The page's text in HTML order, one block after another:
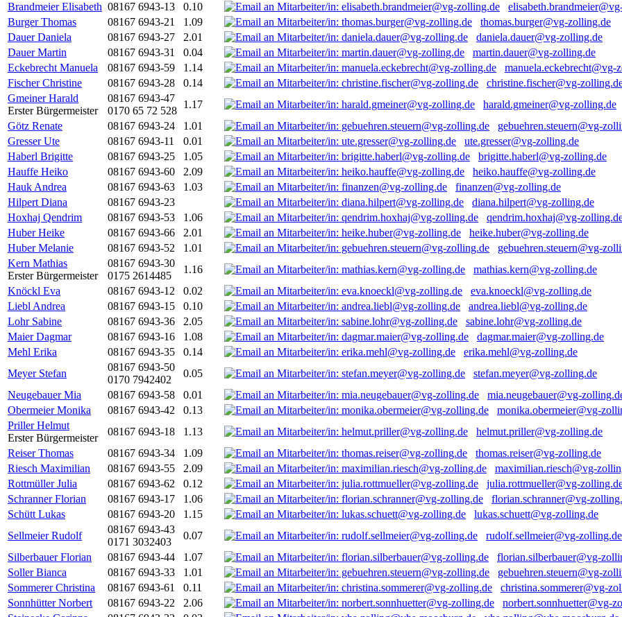
Brandmeier Elisabeth 08167 6943-13 0.10
Burger Thomas
08167 6943-21 1.09
thomas.burger@vg-zolling.de
Dauer Daniela
08167 6943-27 2.01
daniela.dauer@vg-zolling.de
Dauer Martin
08167 6943-31 0.04
martin.dauer@vg-zolling.de
Eckebrecht Manuela
08167 6943-59 1.14
manuela.eckebrecht@vg-
Fischer Christine
08167 6943-28 0.14
christine.fischer@vg-
Gmeiner Harald
Erster Bürgermeister
08167 6943-47
0170 65 72 528
1.17
harald.gmeiner@vg-zolling.de
Götz Renate
08167 6943-24 1.01
gebuehren.steuern@vg-
Gresser Ute
08167 6943-11 0.01
ute.gresser@vg-zolling.de
Haberl Brigitte
08167 6943-25 1.05
brigitte.haberl@vg-zolling.de
Hauffe Heiko
08167 6943-60 2.09
heiko.hauffe@vg-zolling.de
Hauk Andrea
08167 6943-63 1.03
finanzen@vg-zolling.de
Hilpert Diana
08167 6943-23
diana.hilpert@vg-zolling.de
Hoxhaj Qendrim
08167 6943-53 1.06
qendrim.hoxhaj@vg-
Huber Heike
08167 6943-66 2.01
heike.huber@vg-zolling.de
Huber Melanie
08167 6943-52 1.01
gebuehren.steuern@vg-
Kern Mathias
Erster Bürgermeister
08167 6943-30
0175 2614485
1.16
mathias.kern@vg-zolling.de
Knöckl Eva
08167 6943-12 0.02
eva.knoeckl@vg-zolling.de
Liebl Andrea
08167 6943-15 0.10
andrea.liebl@vg-zolling.de
Lohr Sabine
08167 6943-36 2.05
sabine.lohr@vg-zolling.de
Maier Dagmar
08167 6943-16 1.08
dagmar.maier@vg-zolling.de
Mehl Erika
08167 6943-35 0.14
erika.mehl@vg-zolling.de
Meyer Stefan
08167 6943-50
0170 7942402
0.05
stefan.meyer@vg-zolling.de
Neugebauer Mia
08167 6943-58 0.01
mia.neugebauer@vg-
Obermeier Monika
08167 6943-42 0.13
monika.obermeier@vg-
Priller Helmut
Erster Bürgermeister
08167 6943-18 1.13
helmut.priller@vg-zolling.de
Reiser Thomas
08167 6943-34 1.09
thomas.reiser@vg-zolling.de
Riesch Maximilian
08167 6943-55 2.09
maximilian.riesch@vg-
Rottmüller Julia
08167 6943-62 0.12
julia.rottmueller@vg-
Schranner Florian
08167 6943-17 1.06
florian.schranner@vg-
Schütt Lukas
08167 6943-20 1.15
lukas.schuett@vg-zolling.de
Sellmeier Rudolf
08167 6943-43
0171 3032403
0.07
rudolf.sellmeier@vg-zolling.de
Silberbauer Florian
08167 6943-44 1.07
florian.silberbauer@vg-
Soller Bianca
08167 6943-33 1.01
gebuehren.steuern@vg-
Sommerer Christina
08167 6943-61 0.11
christina.sommerer@vg-
Sonnhütter Norbert
08167 6943-22 2.06
norbert.sonnhuetter@vg-